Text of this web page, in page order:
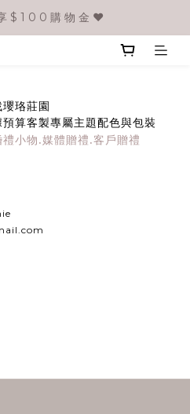
$ 1 0 0 購 物 金 ❤️
珞莊園
算客製專屬主題配色與包裝
小物.媒體贈禮.客戶贈禮